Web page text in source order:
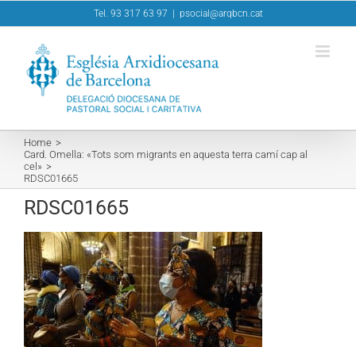
to
Tel. 93 317 63 97 psocial@arqbcn.cat
Home
Card. Omella: «Tots som migrants en aquesta terra camí cap al
cel»
RDSC01665
RDSC01665